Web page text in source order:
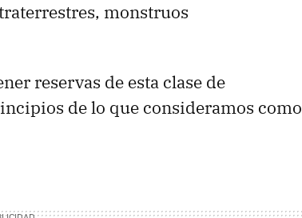
monstruos
reservas de esta clase de
de lo que consideramos como